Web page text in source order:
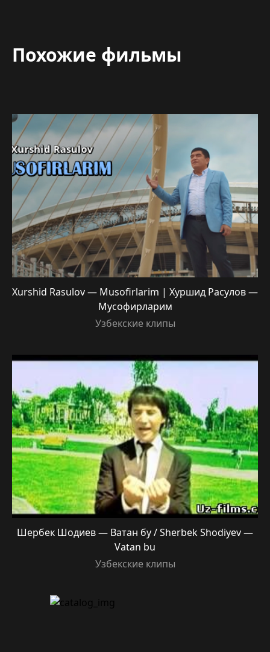
Похожие фильмы
Xurshid Rasulov — Musofirlarim | Хуршид Расулов —
Мусофирларим
Узбекские клипы
Шербек Шодиев — Ватан бу / Sherbek Shodiyev —
Vatan bu
Узбекские клипы